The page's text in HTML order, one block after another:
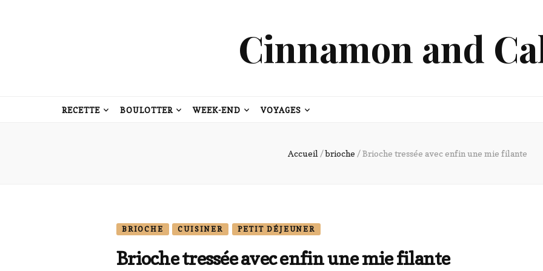
Cinnamon and
RECETTE BOULOTTER WEEK-END VOYAGES
Accueil /brioche / Brioche tressée avec enfin une mie filante
BRIOCHE CUISINER PETIT DÉJEUNER
Brioche tressée avec enfin une mie filante